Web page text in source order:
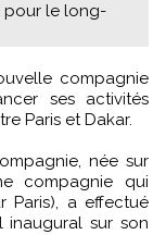
pour le long-
ses activités
Paris et Dakar.
née sur
compagnie qui
Paris), a effectué
inaugural sur son